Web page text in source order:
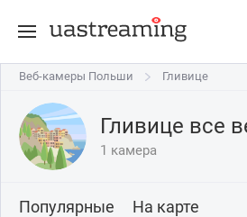
Веб-камеры Польши Гливице
Веб-камеры Польши Гливице
Гливице все
1 камера
Популярные На карте